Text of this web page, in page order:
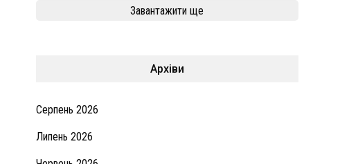
Завантажити ще
Архіви
Серпень 2026
Липень 2026